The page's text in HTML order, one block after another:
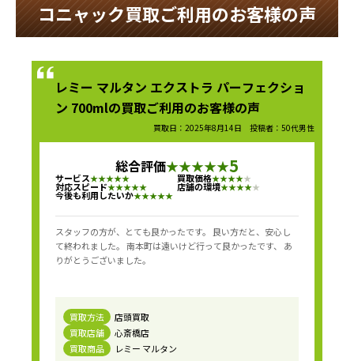
コニャック買取ご利用のお客様の声
レミー マルタン エクストラ パーフェクショ
ン 700mlの買取ご利用のお客様の声
買取日：2025年8月14日 投稿者：50代男性
総合評価★★★★★5
サービス★★★★★ 買取価格★★★★★
対応スピード★★★★★ 店舗の環境★★★★★
今後も利用したいか★★★★★
スタッフの方が、とても良かったです。 良い方だと、安心し
て終われました。 南本町は遠いけど行って良かったです、 あ
りがとうございました。
買取方法
店頭買取
買取店舗
心斎橋店
買取商品
レミー マルタン